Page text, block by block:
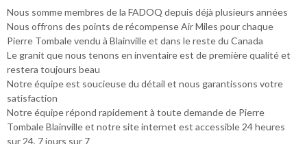
Nous somme membres de la FADOQ depuis déjà plusieurs années
Nous offrons des points de récompense Air Miles pour chaque
Pierre Tombale vendu à Blainville et dans le reste du Canada
Le granit que nous tenons en inventaire est de première qualité et
restera toujours beau
Notre équipe est soucieuse du détail et nous garantissons votre
satisfaction
Notre équipe répond rapidement à toute demande de Pierre
Tombale Blainville et notre site internet est accessible 24 heures
sur 24, 7 jours sur 7